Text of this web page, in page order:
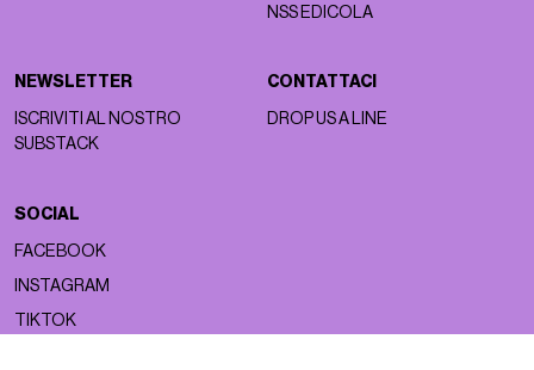
NSS EDICOLA
NEWSLETTER
ISCRIVITI AL NOSTRO
SUBSTACK
CONTATTACI
DROP US A LINE
SOCIAL
FACEBOOK
INSTAGRAM
TIKTOK